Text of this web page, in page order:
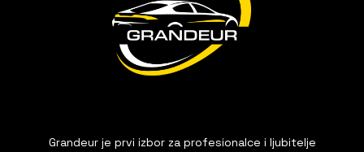
Grandeur je prvi izbor za profesionalce i ljubitelje